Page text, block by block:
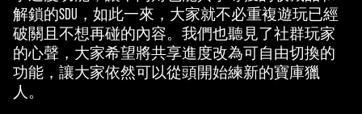
解鎖的SDU，如此一來，大家就不必重複遊玩已經
破關且不想再碰的內容。我們也聽見了社群玩家
的心聲，大家希望將共享進度改為可自由切換的
功能，讓大家依然可以從頭開始練新的寶庫獵
人。